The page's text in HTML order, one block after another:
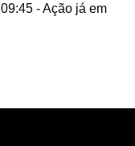
09:45 - Ação já em